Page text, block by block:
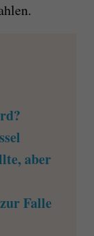
aber
Falle